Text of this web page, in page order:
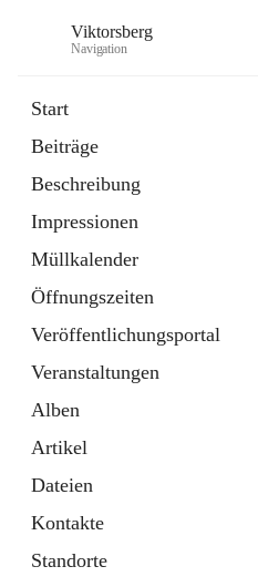
Viktorsberg
Navigation
Start
Beiträge
Beschreibung
Impressionen
Müllkalender
Öffnungszeiten
Veröffentlichungsportal
Veranstaltungen
Alben
Artikel
Dateien
Kontakte
Standorte
1 Schnellzugriff
Bürgerservice
10 Schnellzugriffe